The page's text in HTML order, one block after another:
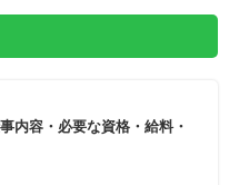
内容・必要な資格・給料・